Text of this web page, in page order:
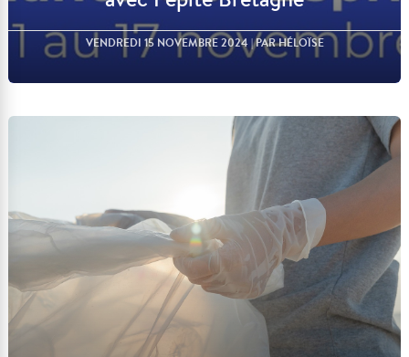
VENDREDI 15 NOVEMBRE 2024 | PAR HÉLOÏSE
Lire l'article